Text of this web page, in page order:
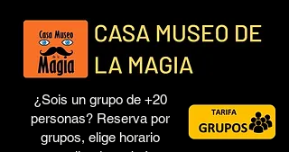
¿Sois un grupo de +20
personas? Reserva por
grupos, elige horario